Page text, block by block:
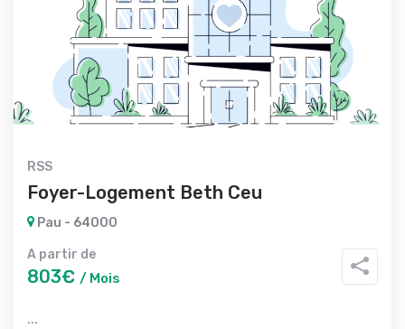
RSS
Foyer-Logement Beth Ceu
Pau - 64000
A partir de
803€ / Mois
...